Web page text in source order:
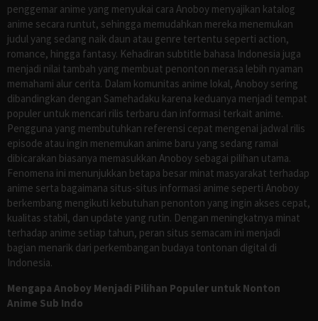
penggemar anime yang menyukai cara Anoboy menyajikan katalog
anime secara runtut, sehingga memudahkan mereka menemukan
judul yang sedang naik daun atau genre tertentu seperti action,
romance, hingga fantasy. Kehadiran subtitle bahasa Indonesia juga
menjadi nilai tambah yang membuat penonton merasa lebih nyaman
memahami alur cerita. Dalam komunitas anime lokal, Anoboy sering
dibandingkan dengan Samehadaku karena keduanya menjadi tempat
populer untuk mencari rilis terbaru dan informasi terkait anime.
Pengguna yang membutuhkan referensi cepat mengenai jadwal rilis
episode atau ingin menemukan anime baru yang sedang ramai
dibicarakan biasanya memasukkan Anoboy sebagai pilihan utama.
Fenomena ini menunjukkan betapa besar minat masyarakat terhadap
anime serta bagaimana situs-situs informasi anime seperti Anoboy
berkembang mengikuti kebutuhan penonton yang ingin akses cepat,
kualitas stabil, dan update yang rutin. Dengan meningkatnya minat
terhadap anime setiap tahun, peran situs semacam ini menjadi
bagian menarik dari perkembangan budaya tontonan digital di
Indonesia.
Mengapa Anoboy Menjadi Pilihan Populer untuk Nonton
Anime Sub Indo